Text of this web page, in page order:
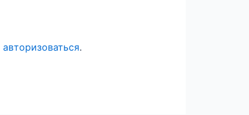
авторизоваться.